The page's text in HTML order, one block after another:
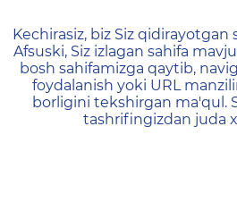
404 —
Kechirasiz, biz Siz
Afsuski, Siz izlagan sahifa
bosh sahifamizga qaytib,
foydalanish yoki URL
borligini tekshirgan ma'qul.
tashrifingizdan juda